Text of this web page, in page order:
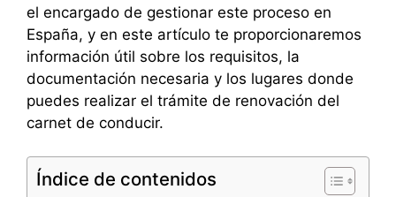
el encargado de gestionar este proceso en
España, y en este artículo te proporcionaremos
información útil sobre los requisitos, la
documentación necesaria y los lugares donde
puedes realizar el trámite de renovación del
carnet de conducir.
Índice de contenidos